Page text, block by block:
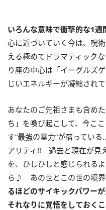
いろんな意味で衝撃的な1週
心に近づいていく今は、呪
える極めてドラマティック
り座の中心は「イーグルズ
じいエネルギーが凝縮され
あなたのご先祖さまも含め
ち」を喚び起こして、今こ
す“最強の霊力”が宿ってい
アリティ !! 過去と現在が見
を、ひしひしと感じられる
ら♪ あの世とこの世の境界
るほどのサイキックパワー
それなりに覚悟をしておく